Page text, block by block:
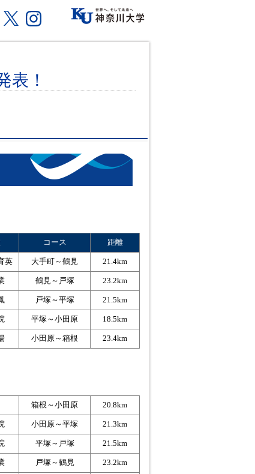
表！
コース 距離
英 大手町～鶴見 21.4km
鶴見～戸塚 23.2km
戸塚～平塚 21.5km
平塚～小田原 18.5km
小田原～箱根 23.4km
箱根～小田原 20.8km
小田原～平塚 21.3km
平塚～戸塚 21.5km
戸塚～鶴見 23.2km